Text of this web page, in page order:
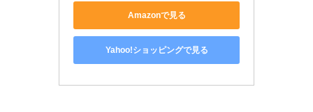
Amazonで見る
Yahoo!ショッピングで見る